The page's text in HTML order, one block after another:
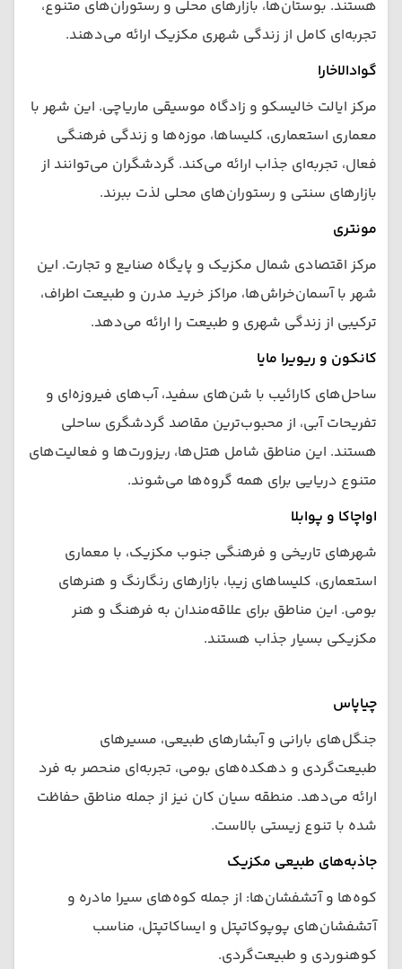
هستند. بوستان‌ها، بازارهای محلی و رستوران‌های متنوع،
تجربه‌ای کامل از زندگی شهری مکزیک ارائه می‌دهند.
گوادالاخارا
مرکز ایالت خالیسکو و زادگاه موسیقی ماریاچی. این شهر با
معماری استعماری، کلیساها، موزه‌ها و زندگی فرهنگی
فعال، تجربه‌ای جذاب ارائه می‌کند. گردشگران می‌توانند از
بازارهای سنتی و رستوران‌های محلی لذت ببرند.
مونتری
مرکز اقتصادی شمال مکزیک و پایگاه صنایع و تجارت. این
شهر با آسمان‌خراش‌ها، مراکز خرید مدرن و طبیعت اطراف،
ترکیبی از زندگی شهری و طبیعت را ارائه می‌دهد.
کانکون و ریویرا مایا
ساحل‌های کارائیب با شن‌های سفید، آب‌های فیروزه‌ای و
تفریحات آبی، از محبوب‌ترین مقاصد گردشگری ساحلی
هستند. این مناطق شامل هتل‌ها، ریزورت‌ها و فعالیت‌های
متنوع دریایی برای همه گروه‌ها می‌شوند.
اواچاکا و پوا‌بلا
شهرهای تاریخی و فرهنگی جنوب مکزیک، با معماری
استعماری، کلیساهای زیبا، بازارهای رنگارنگ و هنرهای
بومی. این مناطق برای علاقه‌مندان به فرهنگ و هنر
مکزیکی بسیار جذاب هستند.
چیاپاس
جنگل‌های بارانی و آبشارهای طبیعی، مسیرهای
طبیعت‌گردی و دهکده‌های بومی، تجربه‌ای منحصر به فرد
ارائه می‌دهد. منطقه سیان کان نیز از جمله مناطق حفاظت
شده با تنوع زیستی بالاست.
جاذبه‌های طبیعی مکزیک
کوه‌ها و آتشفشان‌ها: از جمله کوه‌های سیرا مادره و
آتشفشان‌های پوپوکاتپتل و ایساکاتپتل، مناسب
کوهنوردی و طبیعت‌گردی.